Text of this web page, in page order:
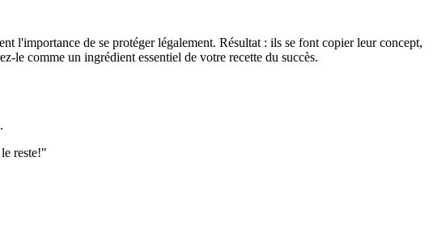
l'importance de se protéger légalement. Résultat : ils se font copier leur concept,
le comme un ingrédient essentiel de votre recette du succès.
reste!"